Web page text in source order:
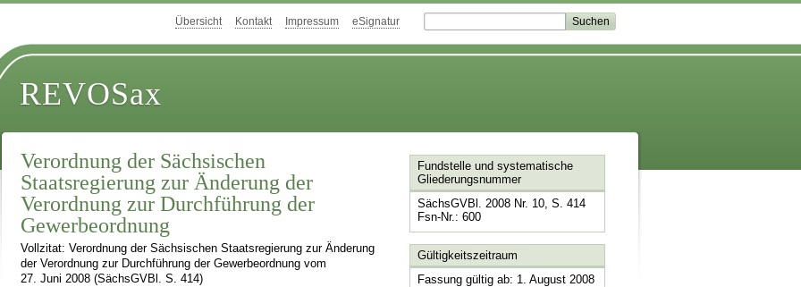
Übersicht Kontakt Impressum eSignatur
REVOSax
Verordnung der Sächsischen
Staatsregierung zur Änderung der
Verordnung zur Durchführung der
Gewerbeordnung
Vollzitat: Verordnung der Sächsischen Staatsregierung zur Änderung
der Verordnung zur Durchführung der Gewerbeordnung vom
27. Juni 2008 (SächsGVBl. S. 414)
Fundstelle und systematische
Gliederungsnummer
SächsGVBl. 2008 Nr. 10, S. 414
Fsn-Nr.: 600
Gültigkeitszeitraum
Fassung gültig ab: 1. August 2008